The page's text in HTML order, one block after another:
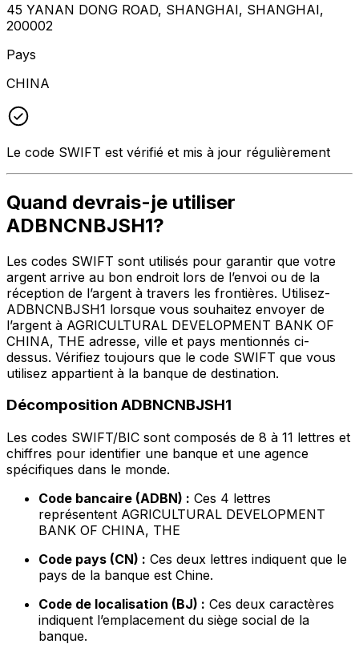
45 YANAN DONG ROAD, SHANGHAI, SHANGHAI,
200002
Pays
CHINA
Le code SWIFT est vérifié et mis à jour régulièrement
Quand devrais-je utiliser
ADBNCNBJSH1?
Les codes SWIFT sont utilisés pour garantir que votre
argent arrive au bon endroit lors de l’envoi ou de la
réception de l’argent à travers les frontières. Utilisez-
ADBNCNBJSH1 lorsque vous souhaitez envoyer de
l’argent à AGRICULTURAL DEVELOPMENT BANK OF
CHINA, THE adresse, ville et pays mentionnés ci-
dessus. Vérifiez toujours que le code SWIFT que vous
utilisez appartient à la banque de destination.
Décomposition ADBNCNBJSH1
Les codes SWIFT/BIC sont composés de 8 à 11 lettres et
chiffres pour identifier une banque et une agence
spécifiques dans le monde.
Code bancaire (ADBN) : Ces 4 lettres
représentent AGRICULTURAL DEVELOPMENT
BANK OF CHINA, THE
Code pays (CN) : Ces deux lettres indiquent que le
pays de la banque est Chine.
Code de localisation (BJ) : Ces deux caractères
indiquent l’emplacement du siège social de la
banque.